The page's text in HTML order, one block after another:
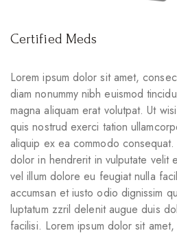
Certified Meds
Lorem ipsum dolor sit amet,
diam nonummy nibh euismod
magna aliquam erat volutpat. Ut
quis nostrud exerci tation
aliquip ex ea commodo
dolor in hendrerit in vulputate velit
vel illum dolore eu feugiat nulla
accumsan et iusto odio dignissim
luptatum zzril delenit augue duis
facilisi. Lorem ipsum dolor sit